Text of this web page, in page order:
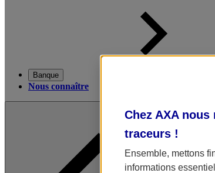
Banque
Nous connaître
Chez AXA
traceurs !
Ensemble, mettons
informations